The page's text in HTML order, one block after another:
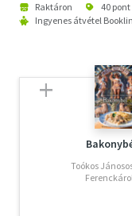
Raktáron 40 pont
Ingyenes átvétel
Toókos